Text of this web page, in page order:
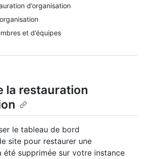
d’organisation
et d’équipes
la restauration
le tableau de bord
site pour restaurer une
été supprimée sur votre instance